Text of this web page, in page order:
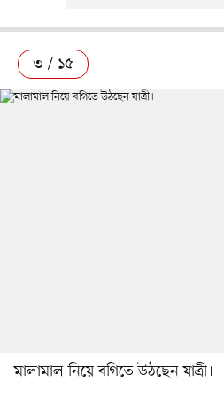
৩ / ১৫
মালামাল নিয়ে বগিতে উঠছেন যাত্রী।